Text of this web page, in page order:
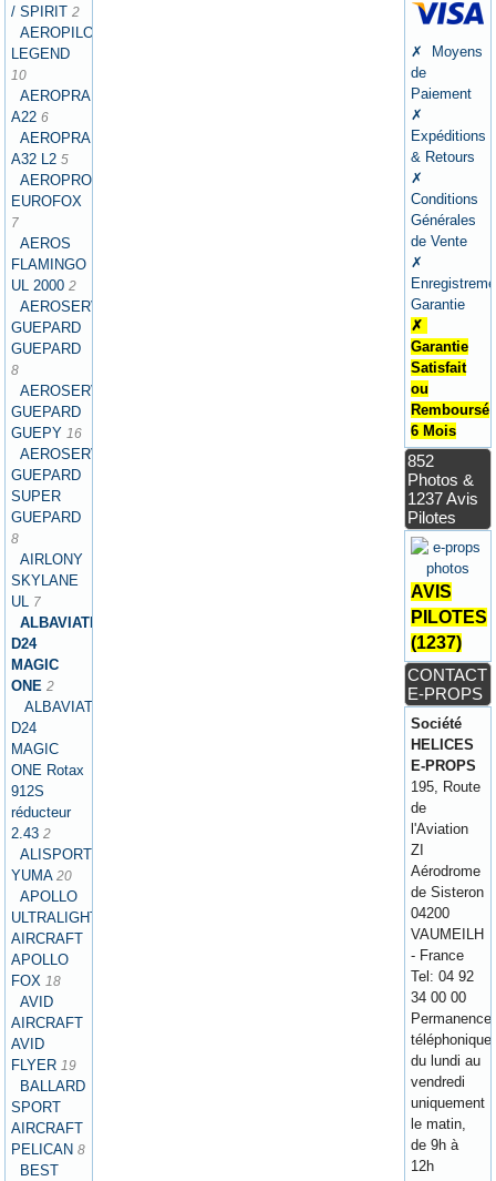
/ SPIRIT 2
AEROPILOT
LEGEND
10
AEROPRAKT
A22 6
AEROPRAKT
A32 L2 5
AEROPRO
EUROFOX
7
AEROS
FLAMINGO
UL 2000 2
AEROSERVICES
GUEPARD
GUEPARD
8
AEROSERVICES
GUEPARD
GUEPY 16
AEROSERVICES
GUEPARD
SUPER
GUEPARD
8
AIRLONY
SKYLANE
UL 7
ALBAVIATION
D24
MAGIC
ONE 2
ALBAVIATION
D24
MAGIC
ONE Rotax
912S
réducteur
2.43 2
ALISPORT
YUMA 20
APOLLO
ULTRALIGHT
AIRCRAFT
APOLLO
FOX 18
AVID
AIRCRAFT
AVID
FLYER 19
BALLARD
SPORT
AIRCRAFT
PELICAN 8
BEST
✗ Moyens
de
Paiement
✗
Expéditions
& Retours
✗
Conditions
Générales
de Vente
✗
Garantie
✗
Garantie
Satisfait
ou
Remboursé
6 Mois
852
Photos &
1237 Avis
Pilotes
AVIS
PILOTES
(1237)
CONTACT
E-PROPS
Société
HELICES
E-PROPS
195, Route
de
l'Aviation
ZI
Aérodrome
de Sisteron
04200
VAUMEILH
- France
Tel: 04 92
34 00 00
Permanence
téléphonique
du lundi au
vendredi
uniquement
le matin,
de 9h à
12h